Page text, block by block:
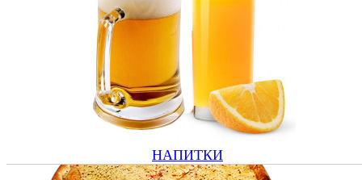
НАПИТКИ
БЕКОН, ЛУК, САЛЯМИ, ПАПРИКА (560 ГР)
Подробнее
Купить